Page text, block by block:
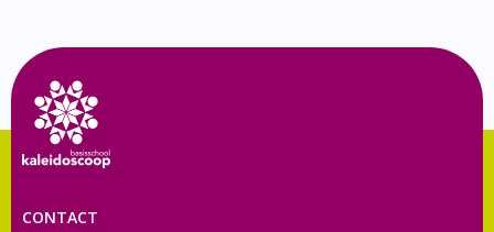
CONTACT